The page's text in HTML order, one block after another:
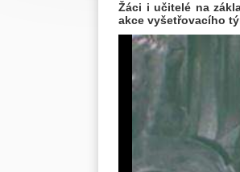
Žáci i učitelé na
akce vyšetřovacího